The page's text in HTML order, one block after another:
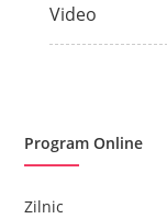
Video
Program Online
Zilnic